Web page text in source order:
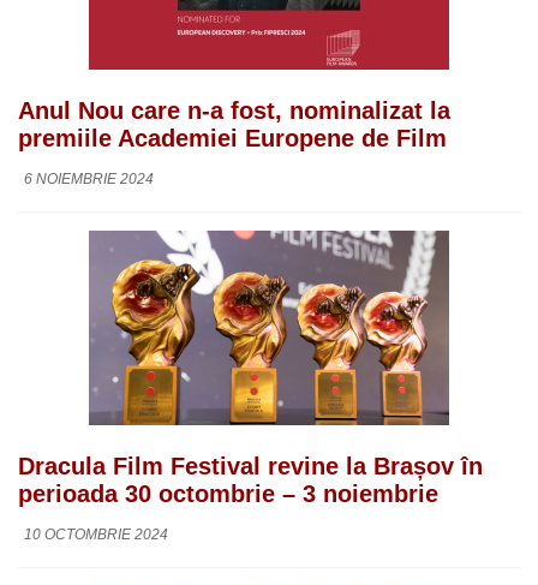
Anul Nou care n-a fost, nominalizat la
premiile Academiei Europene de Film
6 NOIEMBRIE 2024
Dracula Film Festival revine la Brașov în
perioada 30 octombrie – 3 noiembrie
10 OCTOMBRIE 2024